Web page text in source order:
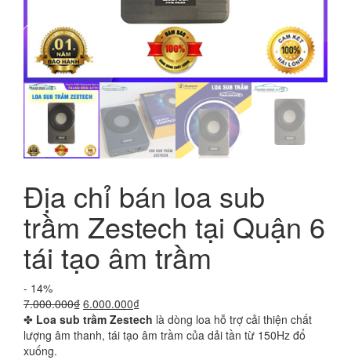
Địa chỉ bán loa sub
trầm Zestech tại Quận 6
tái tạo âm trầm
- 14%
7.000.000₫ Giá
gốc
là:
6.000.000₫Giá
hiện
tại
✤ Loa sub trầm Zestech là dòng loa hỗ trợ cải thiện chất
lượng âm thanh, tái tạo âm trầm của dải tần từ 150Hz đổ
xuống.